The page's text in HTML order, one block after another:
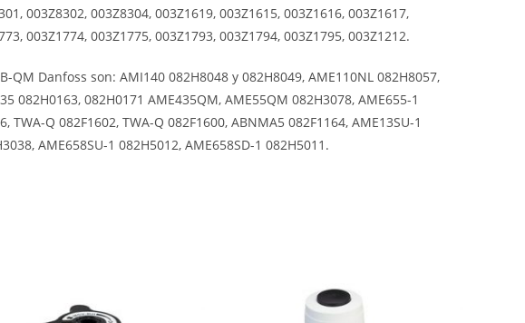
003Z8302, 003Z8304, 003Z1619, 003Z1615, 003Z1616, 003Z1617,
003Z1774, 003Z1775, 003Z1793, 003Z1794, 003Z1795, 003Z1212.
QM Danfoss son: AMI140 082H8048 y 082H8049, AME110NL 082H8057,
082H0163, 082H0171 AME435QM, AME55QM 082H3078, AME655-1
TWA-Q 082F1602, TWA-Q 082F1600, ABNMA5 082F1164, AME13SU-1
AME658SU-1 082H5012, AME658SD-1 082H5011.